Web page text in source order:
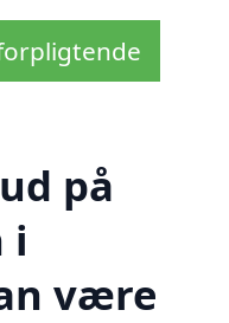
på
i
være